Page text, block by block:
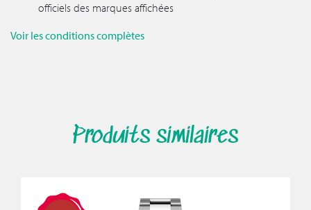
officiels des marques affichées
Voir les conditions complètes
Produits similaires